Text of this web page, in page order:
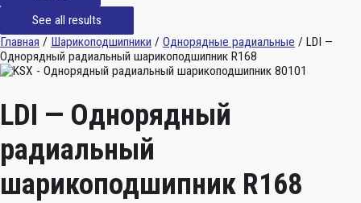
See all results
Главная / Шарикоподшипники / Однорядные радиальные / LDI —
Однорядный радиальный шарикоподшипник R168
LDI — Однорядный
радиальный
шарикоподшипник R168